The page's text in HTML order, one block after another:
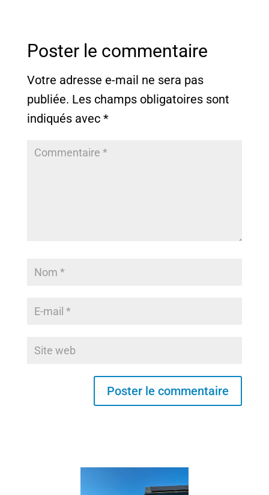
Poster le commentaire
Votre adresse e-mail ne sera pas
publiée. Les champs obligatoires sont
indiqués avec *